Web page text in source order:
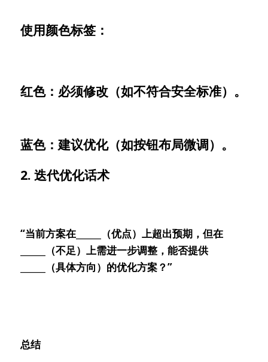
使用颜色标签：
红色：必须修改（如不符合安全标准）。
蓝色：建议优化（如按钮布局微调）。
2. 迭代优化话术
“当前方案在______（优点）上超出预期，但在
______（不足）上需进一步调整，能否提供
______（具体方向）的优化方案？”
总结